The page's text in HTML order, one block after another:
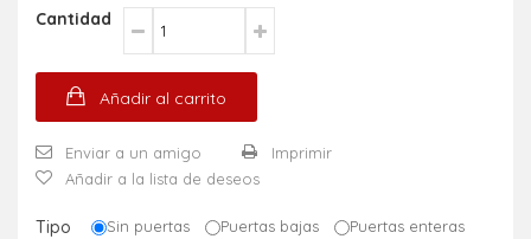
Cantidad
Añadir al carrito
Enviar a un amigo
Imprimir
Añadir a la lista de deseos
Tipo Sin puertas Puertas bajas Puertas enteras